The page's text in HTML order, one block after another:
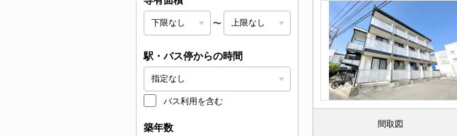
〜
駅・バス停からの時間
バス利用を含む
築年数 間取図